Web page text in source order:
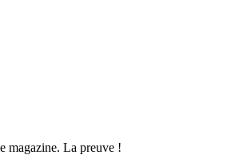
magazine. La preuve !